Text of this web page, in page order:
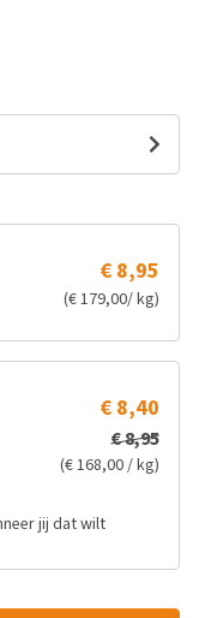
€ 8,95
(€ 179,00/ kg)
€ 8,40
€ 8,95
(€ 168,00 / kg)
jij dat wilt